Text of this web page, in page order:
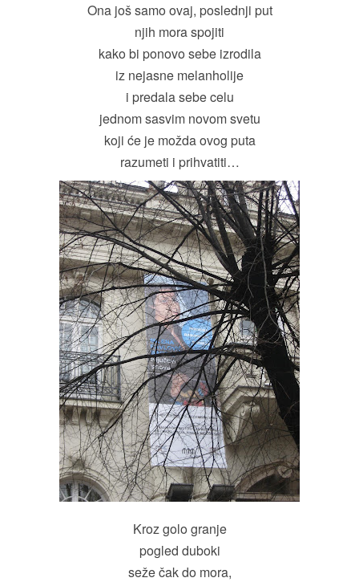
Ona još samo ovaj, poslednji put
njih mora spojiti
kako bi ponovo sebe izrodila
iz nejasne melanholije
i predala sebe celu
jednom sasvim novom svetu
koji će je možda ovog puta
razumeti i prihvatiti…
Kroz golo granje
pogled duboki
seže čak do mora,